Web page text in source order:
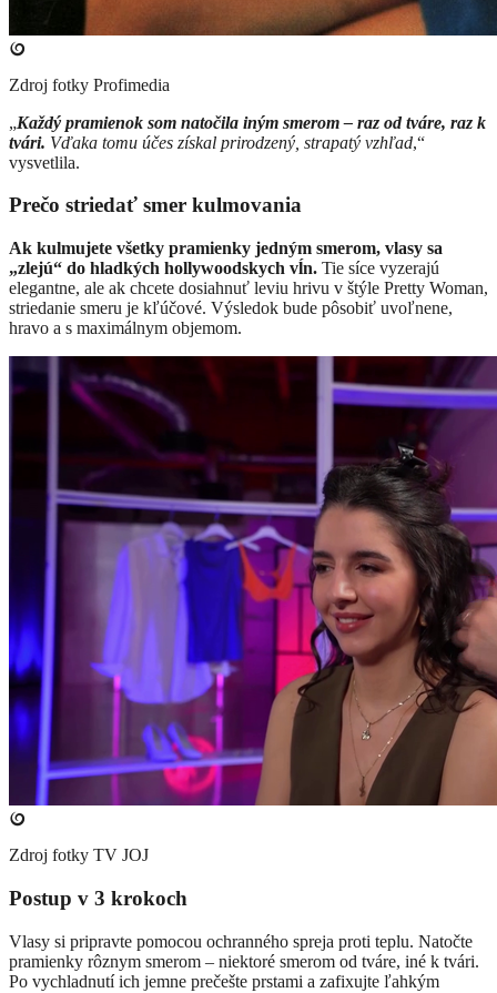
Zdroj fotky Profimedia
„Každý pramienok som natočila iným smerom – raz od tváre, raz k
tvári. Vďaka tomu účes získal prirodzený, strapatý vzhľad,“
vysvetlila.
Prečo striedať smer kulmovania
Ak kulmujete všetky pramienky jedným smerom, vlasy sa
„zlejú“ do hladkých hollywoodskych vĺn. Tie síce vyzerajú
elegantne, ale ak chcete dosiahnuť leviu hrivu v štýle Pretty Woman,
striedanie smeru je kľúčové. Výsledok bude pôsobiť uvoľnene,
hravo a s maximálnym objemom.
Zdroj fotky TV JOJ
Postup v 3 krokoch
Vlasy si pripravte pomocou ochranného spreja proti teplu. Natočte
pramienky rôznym smerom – niektoré smerom od tváre, iné k tvári.
Po vychladnutí ich jemne prečešte prstami a zafixujte ľahkým